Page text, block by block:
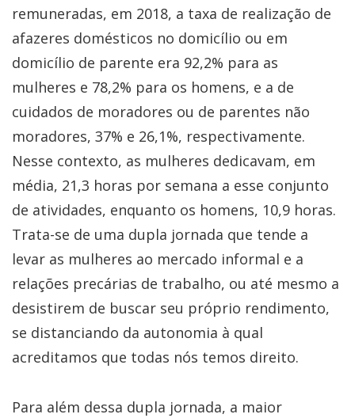
remuneradas, em 2018, a taxa de realização de
afazeres domésticos no domicílio ou em
domicílio de parente era 92,2% para as
mulheres e 78,2% para os homens, e a de
cuidados de moradores ou de parentes não
moradores, 37% e 26,1%, respectivamente.
Nesse contexto, as mulheres dedicavam, em
média, 21,3 horas por semana a esse conjunto
de atividades, enquanto os homens, 10,9 horas.
Trata-se de uma dupla jornada que tende a
levar as mulheres ao mercado informal e a
relações precárias de trabalho, ou até mesmo a
desistirem de buscar seu próprio rendimento,
se distanciando da autonomia à qual
acreditamos que todas nós temos direito.
Para além dessa dupla jornada, a maior